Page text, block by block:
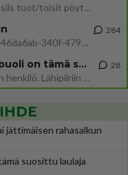
Siinäpä se kysymys on otsikossa. Mitäpä siis tuot/toisit pöytään parisuhteessa? Oletko mies vai nainen? Koetko sen mitä
https://www.iltalehti.fi/viihdeuutiset/a/c46da6ab-340f-4790-aaa7-0865eed2336 Yrityksen konkurssihakemus on tullut kärä
284
Tiesitkö? Martina Aitolehden isäpuoli on tämä suosittu laulaja
Martina Aitolehti on seurattu julkisuuden henkilö. Lähipiiriin mahtuu muitakin tunnettuja henkilöitä. Tiesitkö, että Ma
28
jättimäisen rahasalkun
suosittu laulaja